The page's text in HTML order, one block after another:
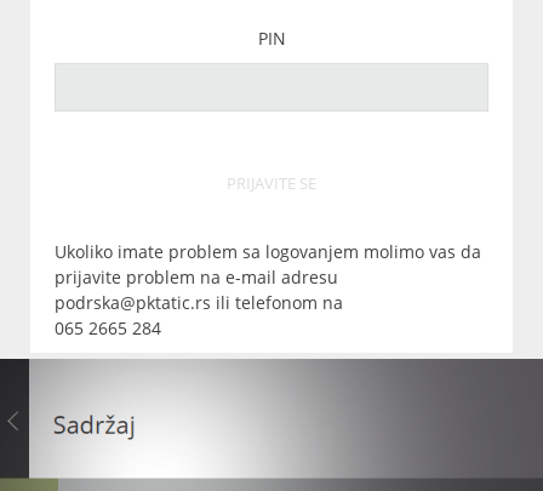
PIN
PRIJAVITE SE
Ukoliko imate problem sa logovanjem molimo vas da
prijavite problem na e-mail adresu
podrska@pktatic.rs ili telefonom na
065 2665 284